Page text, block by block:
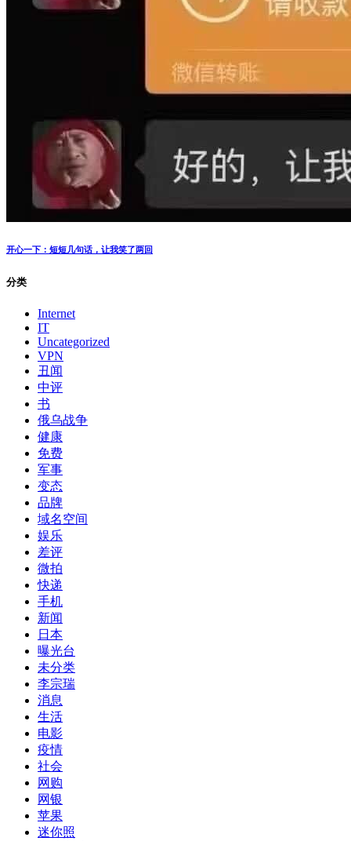
开心一下：短短几句话，让我笑了两回
分类
Internet
IT
Uncategorized
VPN
丑闻
中评
书
俄乌战争
健康
免费
军事
变态
品牌
域名空间
娱乐
差评
微拍
快递
手机
新闻
日本
曝光台
未分类
李宗瑞
消息
生活
电影
疫情
社会
网购
网银
苹果
迷你照